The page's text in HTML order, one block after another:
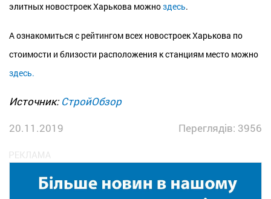
элитных новостроек Харькова можноздесь.
А ознакомиться с рейтингом всех новостроек Харькова по
стоимости и близости расположения к станциям место можно
здесь.
Источник: СтройОбзор
20.11.2019
Переглядів: 3956